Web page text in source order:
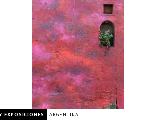
EXPOSICIONES ARGENTINA